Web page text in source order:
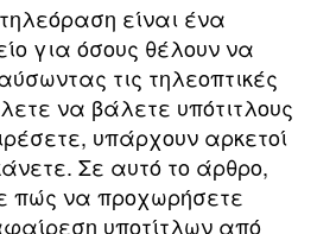
είναι ένα
για όσους θέλουν να
τις τηλεοπτικές
να βάλετε υπότιτλους
υπάρχουν αρκετοί
Σε αυτό το άρθρο,
πώς να προχωρήσετε
υποτίτλων από